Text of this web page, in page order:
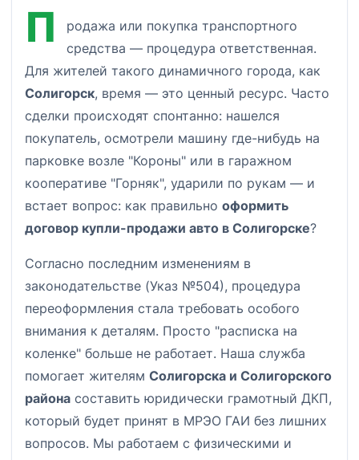
П
родажа или покупка транспортного
средства — процедура ответственная.
Для жителей такого динамичного города, как
Солигорск, время — это ценный ресурс. Часто
сделки происходят спонтанно: нашелся
покупатель, осмотрели машину где-нибудь на
парковке возле "Короны" или в гаражном
кооперативе "Горняк", ударили по рукам — и
встает вопрос: как правильно оформить
договор купли-продажи авто в Солигорске?
Согласно последним изменениям в
законодательстве (Указ №504), процедура
переоформления стала требовать особого
внимания к деталям. Просто "расписка на
коленке" больше не работает. Наша служба
помогает жителям Солигорска и Солигорского
района составить юридически грамотный ДКП,
который будет принят в МРЭО ГАИ без лишних
вопросов. Мы работаем с физическими и